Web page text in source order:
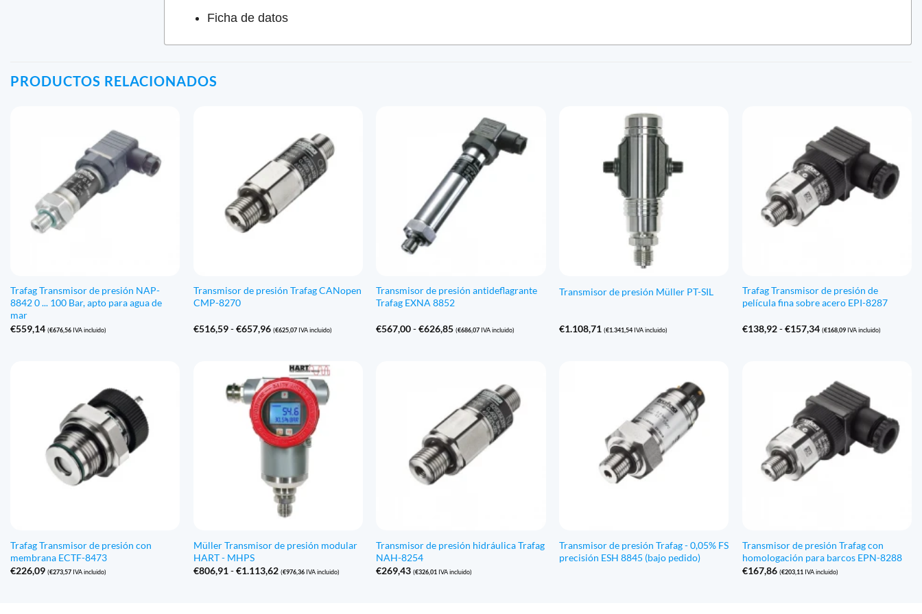
Ficha de datos
PRODUCTOS RELACIONADOS
Trafag Transmisor de presión NAP-
8842 0 ... 100 Bar, apto para agua de
mar
€559,14 (€676,56IVA incluido)
Transmisor de presión Trafag CANopen
CMP-8270
€516,59 - €657,96Gama
€657,96
(€625,07IVA incluido)
Transmisor de presión antideflagrante
Trafag EXNA 8852
€567,00-€626,85Gama
(€686,07 IVA incluido)
Transmisor de presión Müller PT-SIL
€1.108,71 (€1.341,54 IVA incluido)
Trafag Transmisor de presión de
película fina sobre acero EPI-8287
€138,92-€157,34Gama
(€168,09IVA incluido)
Trafag Transmisor de presión con
membrana ECTF-8473
€226,09 (€273,57IVA incluido)
Müller Transmisor de presión modular
HART - MHPS
€806,91 - €1.113,62Gama
(€976,36IVA incluido)
Transmisor de presión hidráulica Trafag
NAH-8254
€269,43 (€326,01 IVA incluido)
Transmisor de presión Trafag - 0,05% FS
precisión ESH 8845 (bajo pedido)
Transmisor de presión Trafag con
homologación para barcos EPN-8288
€167,86 (€203,11IVA incluido)